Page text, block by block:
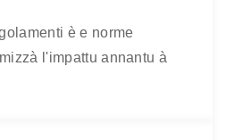
è e norme
l'impattu annantu à